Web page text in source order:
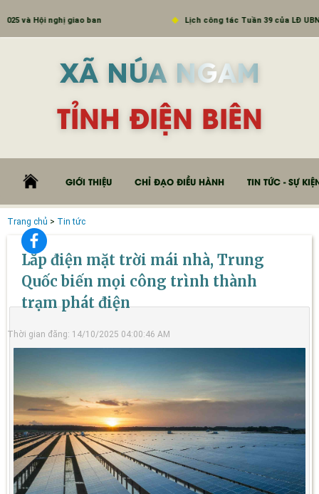
và Hội nghị giao ban Lịch công tác Tuần 39 của LĐ UBND
XÃ NÚA NGAM
TỈNH ĐIỆN BIÊN
GIỚI THIỆU CHỈ ĐẠO ĐIỀU HÀNH TIN TỨC - SỰ
Trang chủ > Tin tức
Lắp điện mặt trời mái nhà, Trung
Quốc biến mọi công trình thành
trạm phát điện
Thời gian đăng: 14/10/2025 04:00:46 AM